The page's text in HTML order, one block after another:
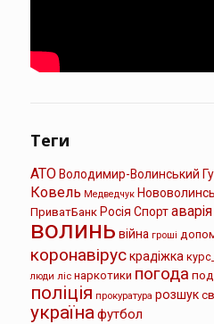
Теги
АТО Володимир-Волинський
Ковель Медведчук
ПриватБанк Росія Спорт аварія
волинь війна гроші
коронавірус крадіжка
люди ліс наркотики погода
поліція прокуратура розшук
україна футбол